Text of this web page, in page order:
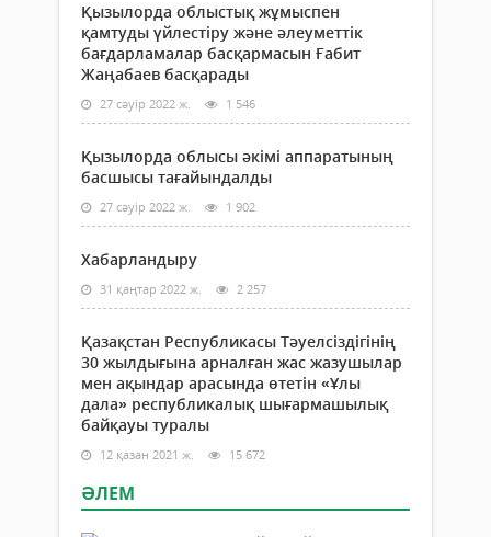
Қызылорда облыстық жұмыспен
қамтуды үйлестіру және әлеуметтік
бағдарламалар басқармасын Ғабит
Жаңабаев басқарады
27 сәуір 2022 ж. 1 546
Қызылорда облысы әкімі аппаратының
басшысы тағайындалды
27 сәуір 2022 ж. 1 902
Хабарландыру
31 қаңтар 2022 ж. 2 257
Қазақстан Республикасы Тәуелсіздігінің
30 жылдығына арналған жас жазушылар
мен ақындар арасында өтетін «Ұлы
дала» республикалық шығармашылық
байқауы туралы
12 қазан 2021 ж. 15 672
ӘЛЕМ